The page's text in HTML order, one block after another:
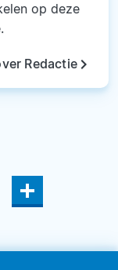
op deze
Redactiekeyboard_arrow_right
Deel